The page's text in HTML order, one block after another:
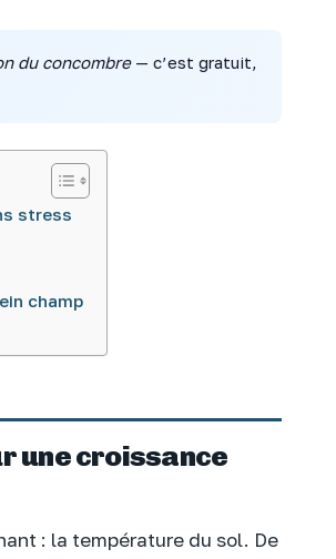
du concombre— c’est gratuit,
stress
champ
une croissance
: la température du sol. De